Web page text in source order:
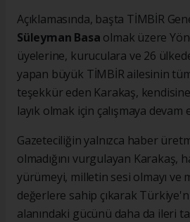
Açıklamasında, başta TİMBİR
Süleyman Basa olmak üzere
üyelerine, kuruculara ve 26
yapan büyük TİMBİR ailesinin
teşekkür eden Karakaş,
layık olmak için çalışmaya
Gazeteciliğin yalnızca haber
olmadığını vurgulayan Karakaş,
yürümeyi, milletin sesi olmayı ve
değerlere sahip çıkarak
alanındaki gücünü daha da ileri